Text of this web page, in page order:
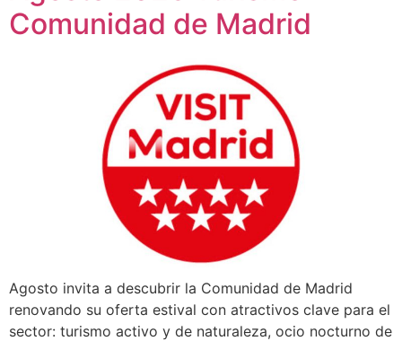
Comunidad de Madrid
Agosto invita a descubrir la Comunidad de Madrid
renovando su oferta estival con atractivos clave para el
sector: turismo activo y de naturaleza, ocio nocturno de